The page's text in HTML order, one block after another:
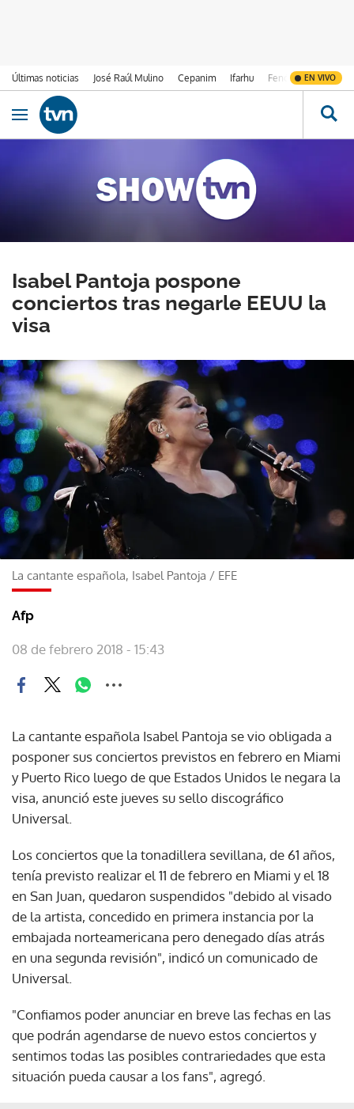
Últimas noticias José Raúl Mulino Cepanim Ifarhu Fenómeno de El
EN VIVO
Ir al contenido
Obrir navegació
Isabel Pantoja pospone
conciertos tras negarle EEUU la
visa
La cantante española, Isabel Pantoja / EFE
Afp
08 de febrero 2018 - 15:43
La cantante española Isabel Pantoja se vio obligada a
posponer sus conciertos previstos en febrero en Miami
y Puerto Rico luego de que Estados Unidos le negara la
visa, anunció este jueves su sello discográfico
Universal.
Los conciertos que la tonadillera sevillana, de 61 años,
tenía previsto realizar el 11 de febrero en Miami y el 18
en San Juan, quedaron suspendidos "debido al visado
de la artista, concedido en primera instancia por la
embajada norteamericana pero denegado días atrás
en una segunda revisión", indicó un comunicado de
Universal.
"Confiamos poder anunciar en breve las fechas en las
que podrán agendarse de nuevo estos conciertos y
sentimos todas las posibles contrariedades que esta
situación pueda causar a los fans", agregó.